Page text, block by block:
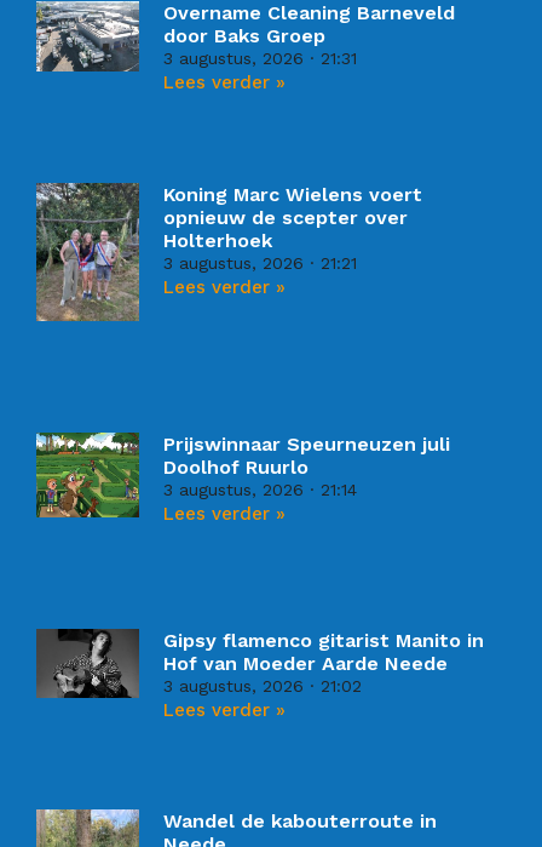
Overname Cleaning Barneveld
door Baks Groep
3 augustus, 2026 21:31
Lees verder »
Koning Marc Wielens voert
opnieuw de scepter over
Holterhoek
3 augustus, 2026 21:21
Lees verder »
Prijswinnaar Speurneuzen juli
Doolhof Ruurlo
3 augustus, 2026 21:14
Lees verder »
Gipsy flamenco gitarist Manito in
Hof van Moeder Aarde Neede
3 augustus, 2026 21:02
Lees verder »
Wandel de kabouterroute in